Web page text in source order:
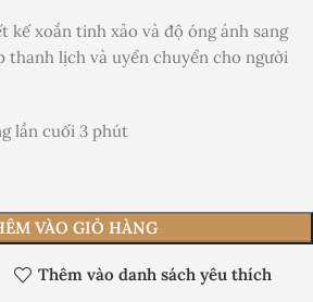
kế xoắn tinh xảo và độ óng ánh sang
thanh lịch và uyển chuyển cho người
lần cuối 3 phút
VÀO GIỎ HÀNG
Thêm vào danh sách yêu thích